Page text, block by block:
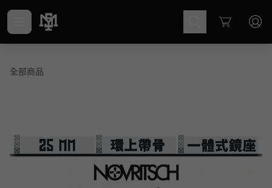
Cart
全部商品